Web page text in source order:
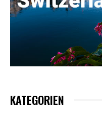
KATEGORIEN